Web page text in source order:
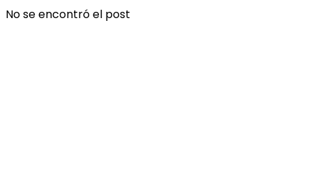
No se encontró el post